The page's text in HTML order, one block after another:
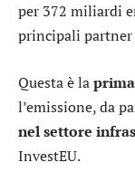
per 372 miliardi
principali
Questa è la
l’emissione, da
nel settore
InvestEU.